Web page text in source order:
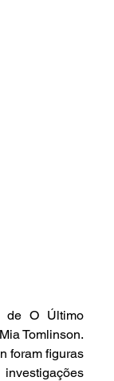
de O Último
Tomlinson.
foram figuras